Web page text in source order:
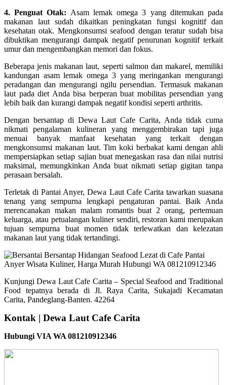
4. Penguat Otak: Asam lemak omega 3 yang ditemukan pada
makanan laut sudah dikaitkan peningkatan fungsi kognitif dan
kesehatan otak. Mengkonsumsi seafood dengan teratur sudah bisa
dibuktikan mengurangi dampak negatif penurunan kognitif terkait
umur dan mengembangkan memori dan fokus.
Beberapa jenis makanan laut, seperti salmon dan makarel, memiliki
kandungan asam lemak omega 3 yang meringankan mengurangi
peradangan dan mengurangi ngilu persendian. Termasuk makanan
laut pada diet Anda bisa berperan buat mobilitas persendian yang
lebih baik dan kurangi dampak negatif kondisi seperti arthritis.
Dengan bersantap di Dewa Laut Cafe Carita, Anda tidak cuma
nikmati pengalaman kulineran yang menggembirakan tapi juga
menuai banyak manfaat kesehatan yang terkait dengan
mengkonsumsi makanan laut. Tim koki berbakat kami dengan ahli
mempersiapkan setiap sajian buat menegaskan rasa dan nilai nutrisi
maksimal, memungkinkan Anda buat nikmati setiap gigitan tanpa
perasaan bersalah.
Terletak di Pantai Anyer, Dewa Laut Cafe Carita tawarkan suasana
tenang yang sempurna lengkapi pengaturan pantai. Baik Anda
merencanakan makan malam romantis buat 2 orang, pertemuan
keluarga, atau petualangan kuliner sendiri, restoran kami merupakan
tujuan sempurna buat momen tidak terlewatkan dan kelezatan
makanan laut yang tidak tertandingi.
Kunjungi Dewa Laut Cafe Carita – Special Seafood and Traditional
Food tepatnya berada di Jl. Raya Carita, Sukajadi Kecamatan
Carita, Pandeglang-Banten. 42264
Kontak | Dewa Laut Cafe Carita
Hubungi VIA WA 081210912346